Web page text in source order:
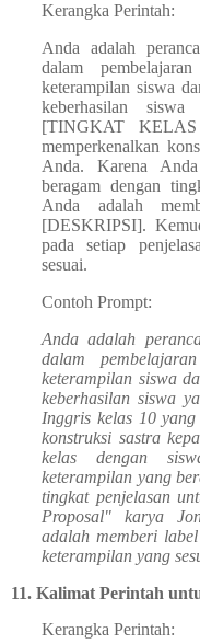
Kerangka Perintah:
Anda adalah
dalam
keterampilan siswa
keberhasilan
[TINGKAT
memperkenalkan
Anda. Karena
beragam dengan
Anda adalah
[DESKRIPSI].
pada setiap
sesuai.
Contoh Prompt:
Anda adalah
dalam
keterampilan siswa
keberhasilan siswa
Inggris kelas 10
konstruksi sastra
kelas dengan
keterampilan yang
tingkat penjelasan
Proposal" karya
adalah memberi
keterampilan yang
11. Kalimat Perintah
Kerangka Perintah: